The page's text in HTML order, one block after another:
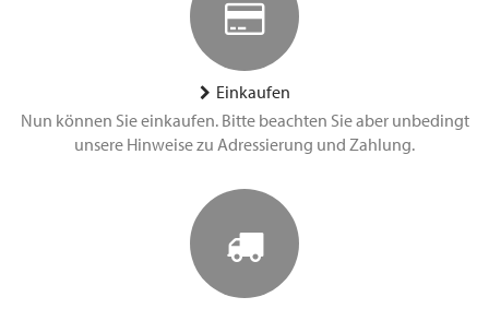
Einkaufen
Nun können Sie einkaufen. Bitte beachten Sie aber unbedingt
unsere Hinweise zu Adressierung und Zahlung.